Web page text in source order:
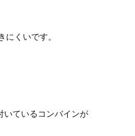
くいです。
いているコンバインが